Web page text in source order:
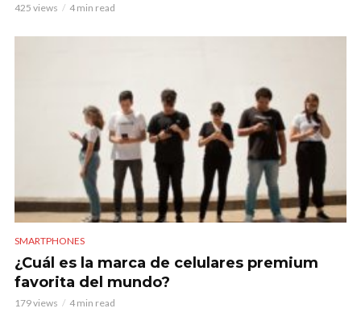
425 views 4 min read
SMARTPHONES
¿Cuál es la marca de celulares premium
favorita del mundo?
179 views 4 min read